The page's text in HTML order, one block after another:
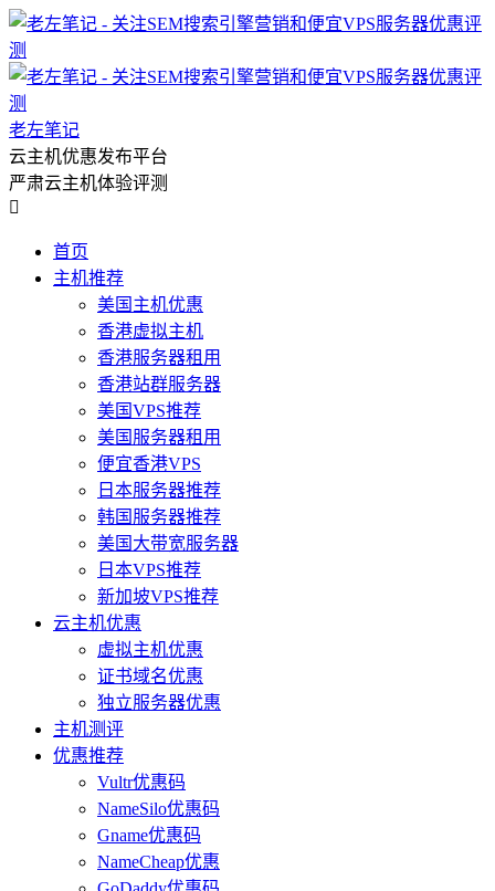
老左笔记
云主机优惠发布平台
严肃云主机体验评测

首页
主机推荐
美国主机优惠
香港虚拟主机
香港服务器租用
香港站群服务器
美国VPS推荐
美国服务器租用
便宜香港VPS
日本服务器推荐
韩国服务器推荐
美国大带宽服务器
日本VPS推荐
新加坡VPS推荐
云主机优惠
虚拟主机优惠
证书域名优惠
独立服务器优惠
主机测评
优惠推荐
Vultr优惠码
NameSilo优惠码
Gname优惠码
NameCheap优惠